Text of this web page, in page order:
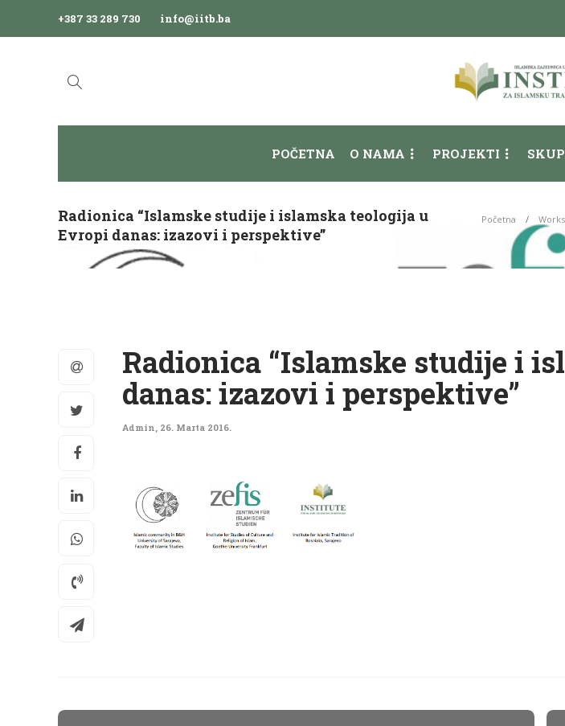
+387 33 289 730 info@iitb.ba
POČETNA O NAMA PROJEKTI
Radionica “Islamske studije i islamska teologija u
Evropi danas: izazovi i perspektive”
Početna
Radionica “Islamske studije i
danas: izazovi i perspektive”
Admin, 26. Marta 2016.